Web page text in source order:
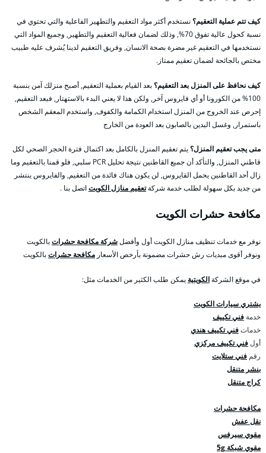
كيف تتم عملية التعقيم؟ نستخدم أكثر مواد التعقيم والتطهير الفاعلية والتي تحتوي في
نسبة كحول عالية تفوق 70%, وذلك لضمان فعالية التعقيم والتطهير, وجميع المواد التي
نستخدمها في التعقيم غير مضرة بصحة الانسان, وفريق التعقيم لدينا يُشرف عليه طبيب
مختص بالجائحة لضمان تعقيم ممتاز.
كيف نحافظ على المنزل بعد التعقيم؟ بعد القيام بعملية التعقيم, أصبح منزلك آمن بنسبة
100% من الكورونا أو أي فايروس آخر, ولكن هذا لا يعني البدء بالاستهتار, فبعد التعقيم,
إحرص عند الخروج من المنزل استخدام الكمامة والكفوف, واستخدم المعقم الشخص
باستمرار, وغسل اليدين بالصابون بعد العودة من الخارج
متى يجب تعقيم المنزل؟ يتم تعقيم المنزل بالكامل بعد اكتمال فترة الحجر الصحي لكل
قاطني المنزل, والتأكد أن جميع القاطنين نتيجة تحليل PCR سلبي, فلو قمنا بالتعقيم وما
زال أحد القاطنين يحمل القايروس, لن يكون هناك فائدة من التعقيم, والفايروس ينتشر
من جديد بكل سهولة لطلب خدمة شركةتعقيم منازل الكويتاتصل بنا .
مكافحة حشرات الكويت
نوفر مع خدمات تنظيف منازل الكويت أول وأفضلشركة مكافحة حشراتبالكويت
ونوفر أقوى مبديات رش حشرات مضمونة بأرخص الأسعار مكافحة حشراتبالكويت
في موقع الشركةالكويتية يمكن طلب الكثير من الخدمات مثل:
يشتري سيارات الكويت
خدمة فني تكييف
خدماتفني تكييف هندي
أولفني تكييف مركزي
رقم فني ستلايت
بنشر متنقل
كراج متنقل
مكافحة حشرات
نقل عفش
مقوي سيرفس
مقوي شبكة 5g